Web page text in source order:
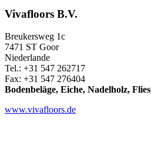
Vivafloors B.V.
Breukersweg 1c
7471 ST Goor
Niederlande
Tel.: +31 547 262717
Fax: +31 547 276404
Bodenbeläge, Eiche, Nadelholz,
www.vivafloors.de